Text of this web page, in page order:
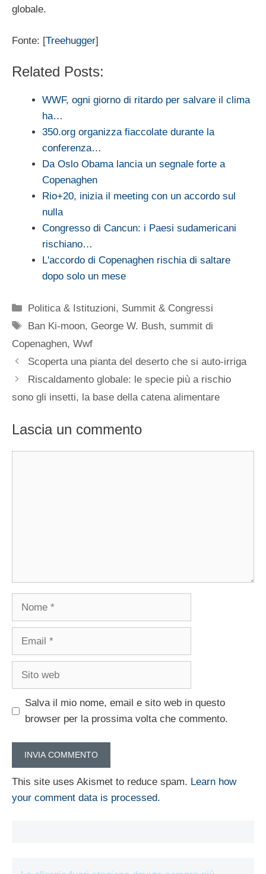
globale.
Fonte: [Treehugger]
Related Posts:
WWF, ogni giorno di ritardo per salvare il clima
ha…
350.org organizza fiaccolate durante la
conferenza…
Da Oslo Obama lancia un segnale forte a
Copenaghen
Rio+20, inizia il meeting con un accordo sul
nulla
Congresso di Cancun: i Paesi sudamericani
rischiano…
L'accordo di Copenaghen rischia di saltare
dopo solo un mese
Categorie
Politica & Istituzioni, Summit & Congressi
Tag
Ban Ki-moon, George W. Bush,summit di
Copenaghen, Wwf
Scoperta una pianta del deserto che si auto-irriga
Riscaldamento globale: le specie più a rischio
sono gli insetti, la base della catena alimentare
Lascia un commento
Nome
Email
Sito
Salva il mio nome, email e sito web in questo
browser per la prossima volta che commento.
This site uses Akismet to reduce spam. Learn how
your comment data is processed.